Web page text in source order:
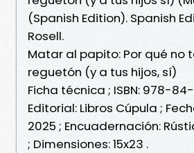
(Spanish Edition). Spanish
Rosell.
Matar al papito: Por qué no
reguetón (y a tus hijos, sí)
Ficha técnica ; ISBN: 978-
Editorial: Libros Cúpula ;
2025 ; Encuadernación:
; Dimensiones: 15x23 .